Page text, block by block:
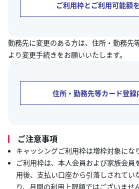
ご利用枠とご利用可能額
勤務先に変更のある方は、住所・勤務先
より変更手続きをお願いいたします。
住所・勤務先等カード登録
ご注意事項
キャッシングご利用枠は増枠対象にな
ご利用枠は、本人会員および家族会員
用後、支払い口座から引落しされてい
り、月間の利用上限額ではございませ